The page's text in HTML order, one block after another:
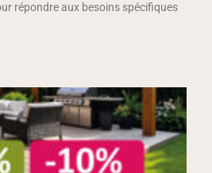
répondre aux besoins spécifiques